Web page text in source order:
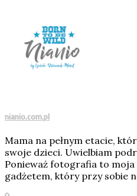
nianio.com.pl
Mama na pełnym etacie,
swoje dzieci. Uwielbiam
Ponieważ fotografia to moja
gadżetem, który przy sobie